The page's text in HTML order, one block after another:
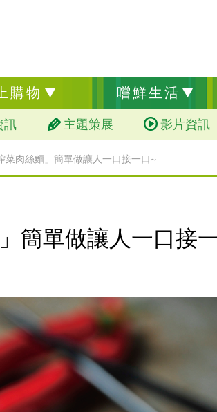
購物 嚐鮮生活
訊 主題策展 影片資訊
菜肉絲麵」簡單做讓人一口接一口~
簡單做讓人一口接